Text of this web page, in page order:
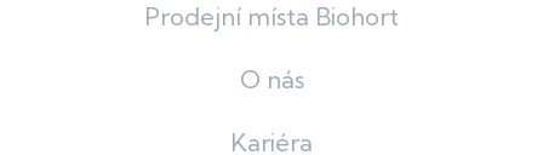
Prodejní místa Biohort
O nás
Kariéra